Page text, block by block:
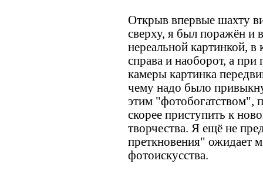
Открыв впервые шахту
сверху, я был поражён и
нереальной картинкой, в
справа и наоборот, а при
камеры картинка
чему надо было
этим "фотобогатством",
скорее приступить к
творчества. Я ещё не
преткновения" ожидает
фотоискусства.